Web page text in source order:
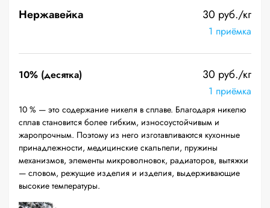
Нержавейка 30 руб./кг
1 приёмка
10% (десятка) 30 руб./кг
1 приёмка
10 % — это содержание никеля в сплаве. Благодаря никелю
сплав становится более гибким, износоустойчивым и
жаропрочным. Поэтому из него изготавливаются кухонные
принадлежности, медицинские скальпели, пружины
механизмов, элементы микроволновок, радиаторов, вытяжки
— словом, режущие изделия и изделия, выдерживающие
высокие температуры.